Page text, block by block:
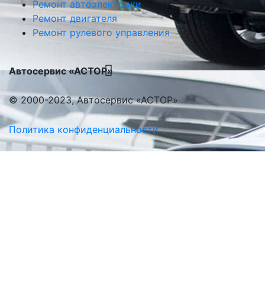
Ремонт автоэлектрики
Ремонт двигателя
Ремонт рулевого управления
Автосервис «АСТОР»
© 2000-2023, Автосервис «АСТОР»
Политика конфиденциальности